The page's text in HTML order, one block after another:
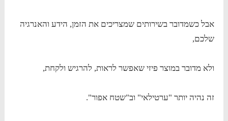
אבל כשמדובר בשירותים שמצריכים את הזמן, הידע והאנרגיה
שלכם,
ולא מדובר במוצר פיזי שאפשר לראות, להרגיש ולקחת,
זה נהיה יותר "ערטילאי" וב"שטח אפור".